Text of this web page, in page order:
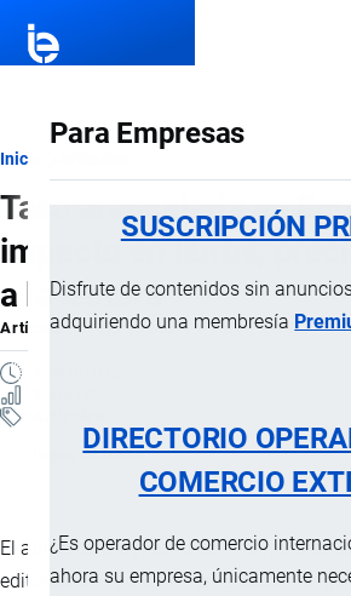
Para Empresas
SUSCRIPCIÓN
Disfrute de contenidos sin
adquiriendo una membresía
DIRECTORIO
COMERCIO
¿Es operador de comercio
ahora su empresa, únicamente
Ruta
de
navegación
Inicio
Tasa arancelaria en
impacto en libros,
a la lectura
ArtículoporJaime Mise, 4 Mayo, 2026
Importaciones
El aumento progresivo de la carga
editoriales importados en Ecuador ha